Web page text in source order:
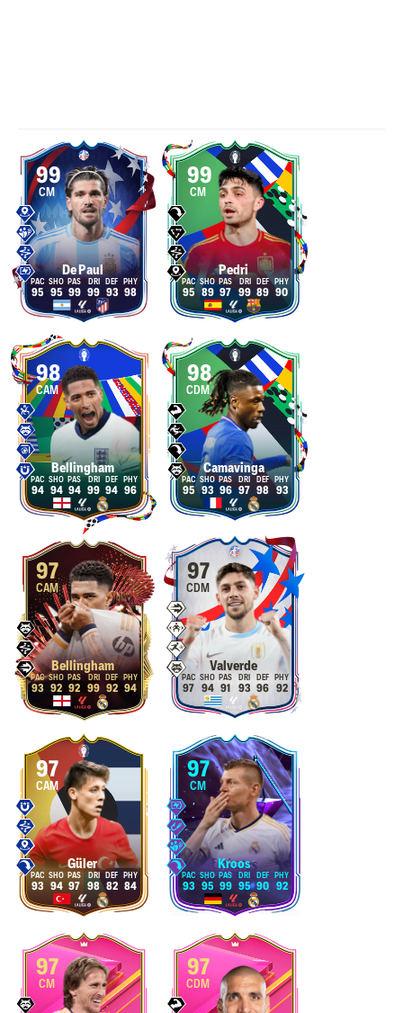
99
CM
De Paul
95 95 99 99 93 98
99
CM
Pedri
95 89 97 99 89 90
98
CAM
Bellingham
94 94 94 99 94 96
98
CDM
Camavinga
95 93 96 97 98 93
97
CAM
Bellingham
93 92 92 99 92 94
97
CDM
Valverde
97 94 91 93 96 92
97
CAM
Güler
93 94 97 98 82 84
97
CM
Kroos
93 95 99 95 90 92
97
CM
97
CDM